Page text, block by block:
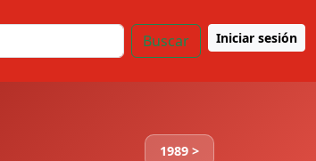
Buscar Iniciar sesión
1989 >